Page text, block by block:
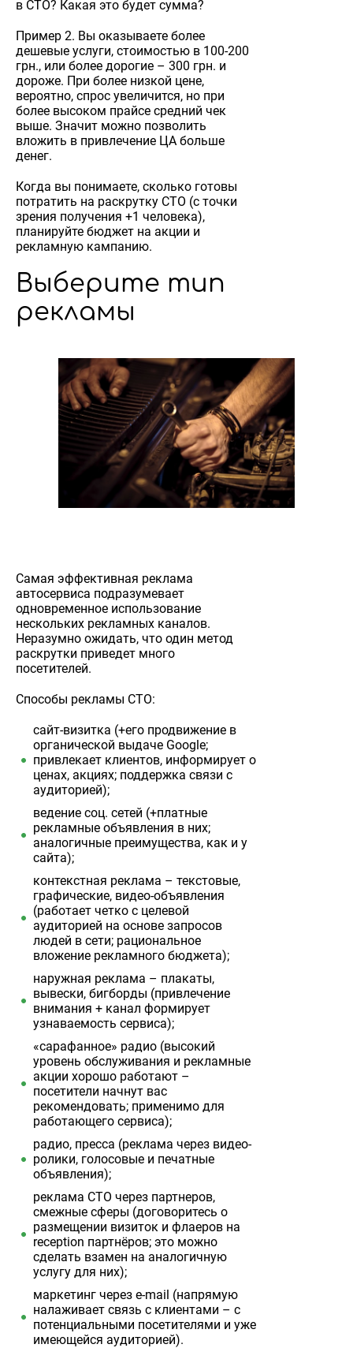
в СТО? Какая это будет сумма?
Пример 2. Вы оказываете более
дешевые услуги, стоимостью в 100-200
грн., или более дорогие – 300 грн. и
дороже. При более низкой цене,
вероятно, спрос увеличится, но при
более высоком прайсе средний чек
выше. Значит можно позволить
вложить в привлечение ЦА больше
денег.
Когда вы понимаете, сколько готовы
потратить на раскрутку СТО (с точки
зрения получения +1 человека),
планируйте бюджет на акции и
рекламную кампанию.
Выберите тип
рекламы
Самая эффективная реклама
автосервиса подразумевает
одновременное использование
нескольких рекламных каналов.
Неразумно ожидать, что один метод
раскрутки приведет много
посетителей.
Способы рекламы СТО:
сайт-визитка (+его продвижение в
органической выдаче Google;
привлекает клиентов, информирует о
ценах, акциях; поддержка связи с
аудиторией);
ведение соц. сетей (+платные
рекламные объявления в них;
аналогичные преимущества, как и у
сайта);
контекстная реклама – текстовые,
графические, видео-объявления
(работает четко с целевой
аудиторией на основе запросов
людей в сети; рациональное
вложение рекламного бюджета);
наружная реклама – плакаты,
вывески, бигборды (привлечение
внимания + канал формирует
узнаваемость сервиса);
«сарафанное» радио (высокий
уровень обслуживания и рекламные
акции хорошо работают –
посетители начнут вас
рекомендовать; применимо для
работающего сервиса);
радио, пресса (реклама через видео-
ролики, голосовые и печатные
объявления);
реклама СТО через партнеров,
смежные сферы (договоритесь о
размещении визиток и флаеров на
reception партнёров; это можно
сделать взамен на аналогичную
услугу для них);
маркетинг через e-mail (напрямую
налаживает связь с клиентами – с
потенциальными посетителями и уже
имеющейся аудиторией).